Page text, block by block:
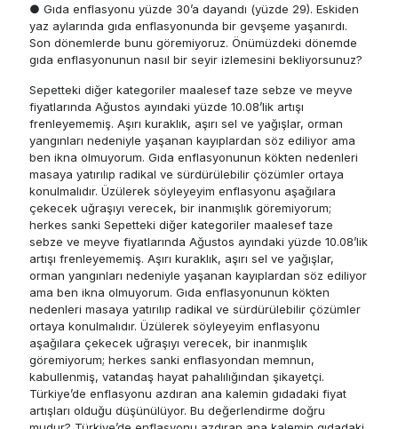
● Gıda enflasyonu yüzde 30’a dayandı (yüzde 29). Eskiden
yaz aylarında gıda enflasyonunda bir gevşeme yaşanırdı.
Son dönemlerde bunu göremiyoruz. Önümüzdeki dönemde
gıda enflasyonunun nasıl bir seyir izlemesini bekliyorsunuz?
Sepetteki diğer kategoriler maalesef taze sebze ve meyve
fiyatlarında Ağustos ayındaki yüzde 10.08’lik artışı
frenleyememiş. Aşırı kuraklık, aşırı sel ve yağışlar, orman
yangınları nedeniyle yaşanan kayıplardan söz ediliyor ama
ben ikna olmuyorum. Gıda enflasyonunun kökten nedenleri
masaya yatırılıp radikal ve sürdürülebilir çözümler ortaya
konulmalıdır. Üzülerek söyleyeyim enflasyonu aşağılara
çekecek uğraşıyı verecek, bir inanmışlık göremiyorum;
herkes sanki Sepetteki diğer kategoriler maalesef taze
sebze ve meyve fiyatlarında Ağustos ayındaki yüzde 10.08’lik
artışı frenleyememiş. Aşırı kuraklık, aşırı sel ve yağışlar,
orman yangınları nedeniyle yaşanan kayıplardan söz ediliyor
ama ben ikna olmuyorum. Gıda enflasyonunun kökten
nedenleri masaya yatırılıp radikal ve sürdürülebilir çözümler
ortaya konulmalıdır. Üzülerek söyleyeyim enflasyonu
aşağılara çekecek uğraşıyı verecek, bir inanmışlık
göremiyorum; herkes sanki enflasyondan memnun,
kabullenmiş, vatandaş hayat pahalılığından şikayetçi.
Türkiye’de enflasyonu azdıran ana kalemin gıdadaki fiyat
artışları olduğu düşünülüyor. Bu değerlendirme doğru